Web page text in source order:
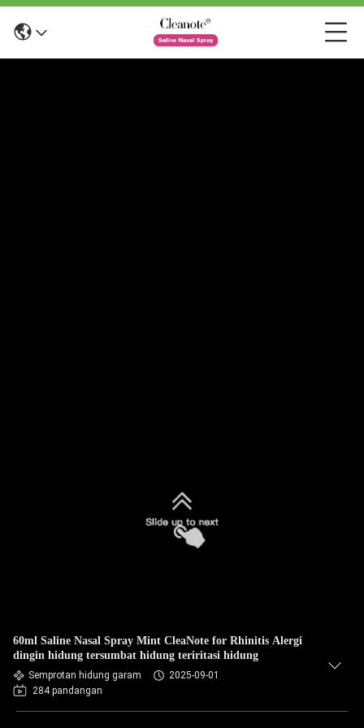
60ml Saline Nasal Spray Mint CleaNote for Rhinitis Alergi
dingin hidung tersumbat hidung teriritasi hidung
Semprotan hidung garam
2025-09-01
284 pandangan